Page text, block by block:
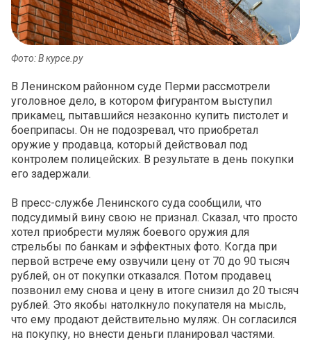
Фото: В курсе.ру
В Ленинском районном суде Перми рассмотрели
уголовное дело, в котором фигурантом выступил
прикамец, пытавшийся незаконно купить пистолет и
боеприпасы. Он не подозревал, что приобретал
оружие у продавца, который действовал под
контролем полицейских. В результате в день покупки
его задержали.
В пресс-службе Ленинского суда сообщили, что
подсудимый вину свою не признал. Сказал, что просто
хотел приобрести муляж боевого оружия для
стрельбы по банкам и эффектных фото. Когда при
первой встрече ему озвучили цену от 70 до 90 тысяч
рублей, он от покупки отказался. Потом продавец
позвонил ему снова и цену в итоге снизил до 20 тысяч
рублей. Это якобы натолкнуло покупателя на мысль,
что ему продают действительно муляж. Он согласился
на покупку, но внести деньги планировал частями.